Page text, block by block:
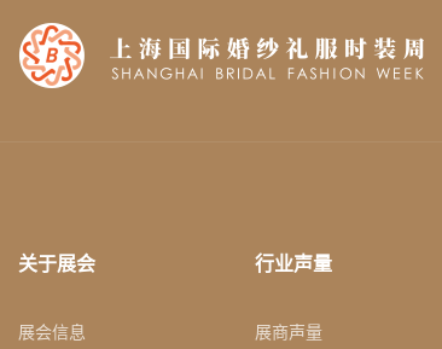
关于展会
展会信息
行业声量
展商声量